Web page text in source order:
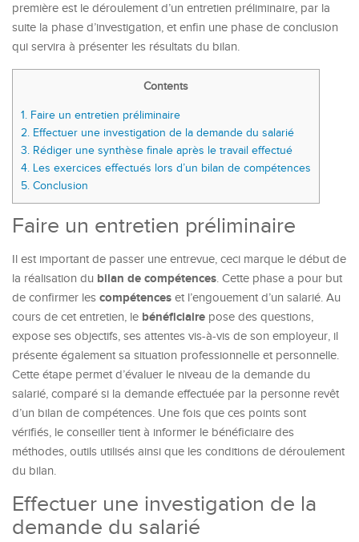
première est le déroulement d’un entretien préliminaire, par la
suite la phase d’investigation, et enfin une phase de conclusion
qui servira à présenter les résultats du bilan.
Contents
1. Faire un entretien préliminaire
2. Effectuer une investigation de la demande du salarié
3. Rédiger une synthèse finale après le travail effectué
4. Les exercices effectués lors d’un bilan de compétences
5. Conclusion
Faire un entretien préliminaire
Il est important de passer une entrevue, ceci marque le début de
la réalisation du bilan de compétences. Cette phase a pour but
de confirmer les compétences et l’engouement d’un salarié. Au
cours de cet entretien, le bénéficiaire pose des questions,
expose ses objectifs, ses attentes vis-à-vis de son employeur, il
présente également sa situation professionnelle et personnelle.
Cette étape permet d’évaluer le niveau de la demande du
salarié, comparé si la demande effectuée par la personne revêt
d’un bilan de compétences. Une fois que ces points sont
vérifiés, le conseiller tient à informer le bénéficiaire des
méthodes, outils utilisés ainsi que les conditions de déroulement
du bilan.
Effectuer une investigation de la
demande du salarié